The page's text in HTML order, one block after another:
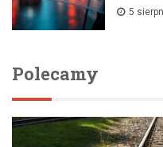
5
Polecamy